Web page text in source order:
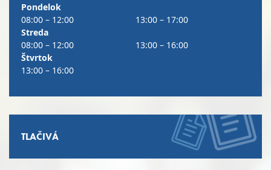
Pondelok
08:00 – 12:00
13:00 – 17:00
Streda
08:00 – 12:00
13:00 – 16:00
Štvrtok
13:00 – 16:00
TLAČIVÁ